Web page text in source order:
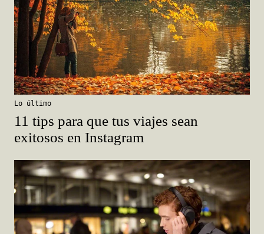
Lo último
11 tips para que tus viajes sean
exitosos en Instagram